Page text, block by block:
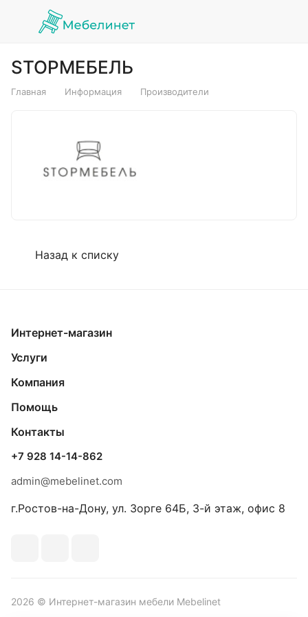
STOPМЕБЕЛЬ
Главная Информация Производители
Назад к списку
Интернет-магазин
Услуги
Компания
Помощь
Контакты
+7 928 14-14-862
admin@mebelinet.com
г.Ростов-на-Дону, ул. Зорге 64Б, 3-й этаж, офис 8
2026 © Интернет-магазин мебели Mebelinet